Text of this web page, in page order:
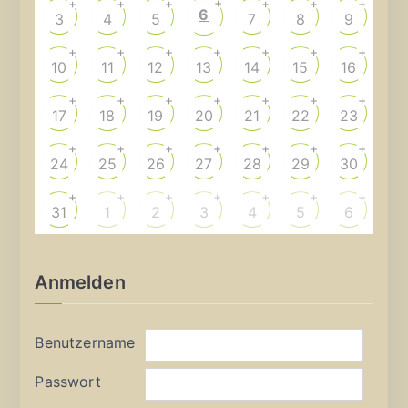
3
+
4
+
5
+
6 7
+
8
+
9
+
10
+
11
+
12
+
13
+
14
+
15
+
16
+
17
+
18
+
19
+
20
+
21
+
22
+
23
+
24
+
25
+
26
+
27
+
28
+
29
+
30
+
31
+
1
+
2
+
3
+
4
+
5
+
6
+
Anmelden
Benutzername
Passwort